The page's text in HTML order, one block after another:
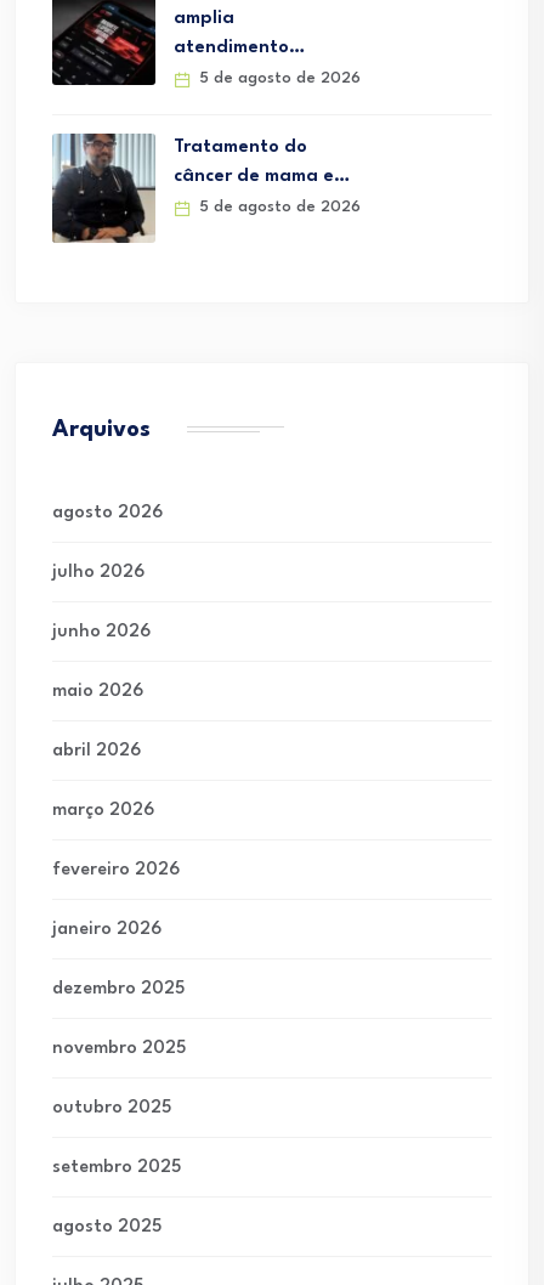
amplia
atendimento…
5 de agosto de 2026
Tratamento do
câncer de mama e…
5 de agosto de 2026
Arquivos
agosto 2026
julho 2026
junho 2026
maio 2026
abril 2026
março 2026
fevereiro 2026
janeiro 2026
dezembro 2025
novembro 2025
outubro 2025
setembro 2025
agosto 2025